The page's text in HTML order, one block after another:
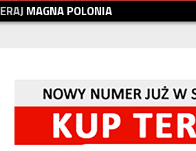
ERAJMAGNAPOLONIA